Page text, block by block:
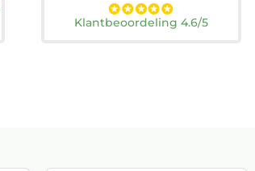
Klantbeoordeling 4.6/5